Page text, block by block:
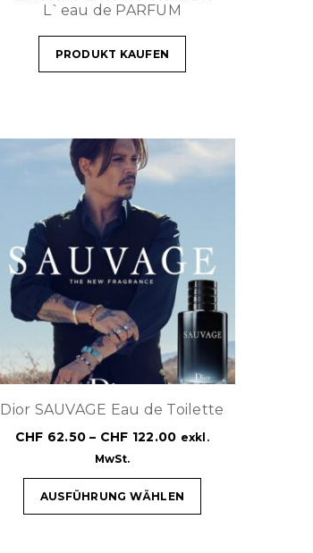
L`eau de PARFUM
PRODUKT KAUFEN
Dior SAUVAGE Eau de Toilette
CHF 62.50 – CHF 122.00 exkl.
MwSt.
AUSFÜHRUNG WÄHLEN